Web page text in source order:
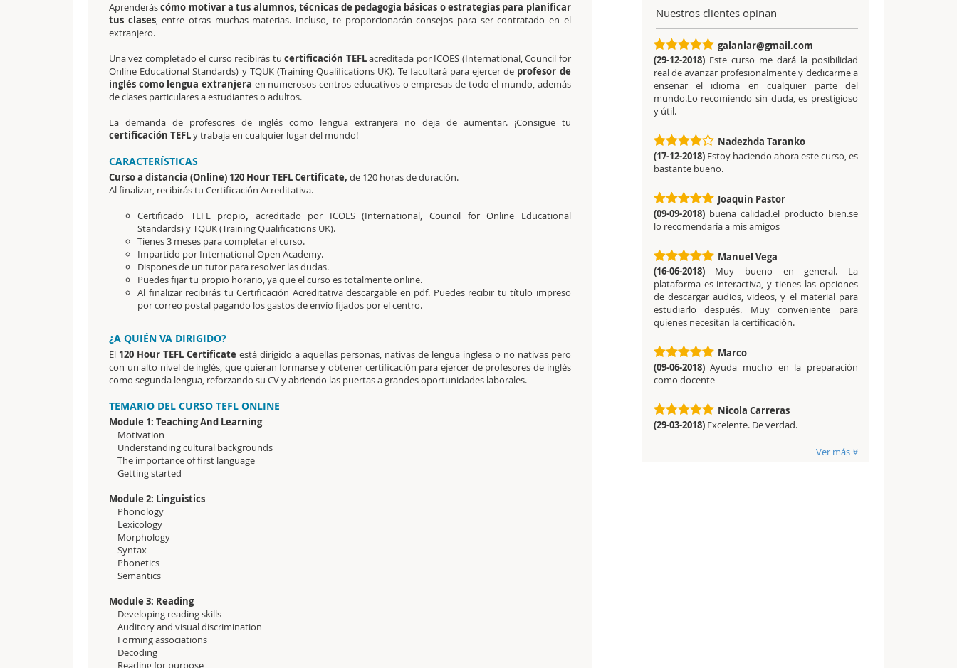
Aprenderáscómo motivar a tus alumnos, técnicas de pedagogia básicas o estrategias para planificar
tus clases, entre otras muchas materias. Incluso, te proporcionarán consejos para ser contratado en el
extranjero.
Una vez completado el curso recibirás tucertificación TEFLacreditada por ICOES (International, Council for
Online Educational Standards) y TQUK (Training Qualifications UK). Te facultará para ejercer de profesor de
inglés como lengua extranjera en numerosos centros educativos o empresas de todo el mundo, además
de clases particulares a estudiantes o adultos.
La demanda de profesores de inglés como lengua extranjera no deja de aumentar. ¡Consigue tu
certificación TEFLy trabaja en cualquier lugar del mundo!
CARACTERÍSTICAS
Curso a distancia (Online) 120 Hour TEFL Certificate, de 120 horas de duración.
Al finalizar, recibirás tu Certificación Acreditativa.
Certificado TEFL propio, acreditado por ICOES (International, Council for Online Educational
Standards) y TQUK (Training Qualifications UK).
Tienes 3 meses para completar el curso.
Impartido por International Open Academy.
Dispones de un tutor para resolver las dudas.
Puedes fijar tu propio horario, ya que el curso es totalmente online.
Al finalizar recibirás tu Certificación Acreditativa descargable en pdf. Puedes recibir tu título impreso
por correo postal pagando los gastos de envío fijados por el centro.
¿A QUIÉN VA DIRIGIDO?
El 120 Hour TEFL Certificate está dirigido a aquellas personas, nativas de lengua inglesa o no nativas pero
con un alto nivel de inglés, que quieran formarse y obtener certificación para ejercer de profesores de inglés
como segunda lengua, reforzando su CV y abriendo las puertas a grandes oportunidades laborales.
TEMARIO DEL CURSO TEFL ONLINE
Module 1: Teaching And Learning
Motivation
Understanding cultural backgrounds
The importance of first language
Getting started
Module 2: Linguistics
Phonology
Lexicology
Morphology
Syntax
Phonetics
Semantics
Module 3: Reading
Developing reading skills
Auditory and visual discrimination
Forming associations
Decoding
Reading for purpose
Nuestros clientes opinan
galanlar@gmail.com
(29-12-2018) Este curso me dará la posibilidad
real de avanzar profesionalmente y dedicarme a
enseñar el idioma en cualquier parte del
mundo.Lo recomiendo sin duda, es prestigioso
y útil.
Nadezhda Taranko
(17-12-2018) Estoy haciendo ahora este curso, es
bastante bueno.
Joaquin Pastor
(09-09-2018) buena calidad.el producto bien.se
lo recomendaría a mis amigos
Manuel Vega
(16-06-2018)
Muy bueno en general. La
plataforma es interactiva, y tienes las opciones
de descargar audios, videos, y el material para
estudiarlo después. Muy conveniente para
quienes necesitan la certificación.
Marco
(09-06-2018) Ayuda mucho en la preparación
como docente
Nicola Carreras
(29-03-2018) Excelente. De verdad.
Ver más